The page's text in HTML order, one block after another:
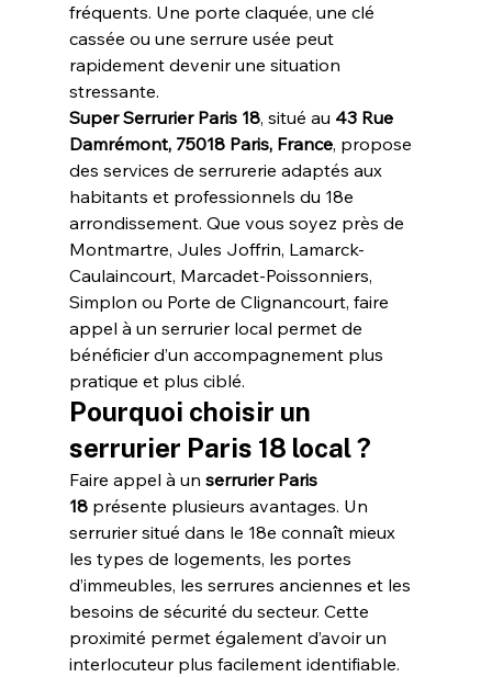
fréquents. Une porte claquée, une clé
cassée ou une serrure usée peut
rapidement devenir une situation
stressante.
Super Serrurier Paris 18, situé au 43 Rue
Damrémont, 75018 Paris, France, propose
des services de serrurerie adaptés aux
habitants et professionnels du 18e
arrondissement. Que vous soyez près de
Montmartre, Jules Joffrin, Lamarck-
Caulaincourt, Marcadet-Poissonniers,
Simplon ou Porte de Clignancourt, faire
appel à un serrurier local permet de
bénéficier d’un accompagnement plus
pratique et plus ciblé.
Pourquoi choisir un
serrurier Paris 18 local ?
Faire appel à un serrurier Paris
18 présente plusieurs avantages. Un
serrurier situé dans le 18e connaît mieux
les types de logements, les portes
d’immeubles, les serrures anciennes et les
besoins de sécurité du secteur. Cette
proximité permet également d’avoir un
interlocuteur plus facilement identifiable.